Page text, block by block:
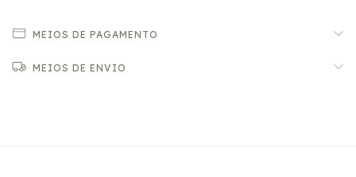
MEIOS DE PAGAMENTO
MEIOS DE ENVIO